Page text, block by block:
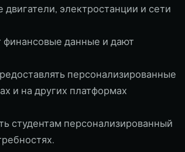
электростанции и сети
данные и дают
персонализированные
и на других платформах
студентам персонализированный